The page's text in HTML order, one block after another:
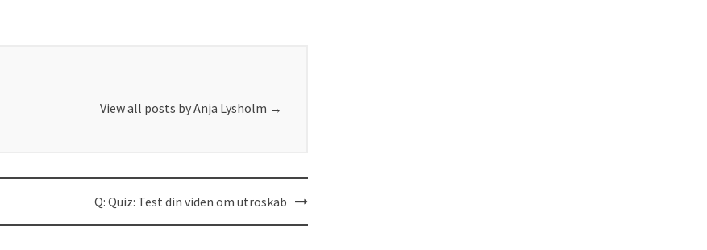
View all posts by Anja Lysholm →
Q: Quiz: Test din viden om utroskab